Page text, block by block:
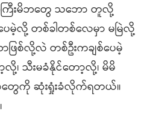
ြီးမိဘတွေ သဘော တူလို့
ေမဲ့လို့ တစ်ခါတစ်လေမှာ မမြဲလို့
ြစ်လို့လဲ တစ်ဦးကချစ်ပေမဲ့
၊ သီးမခံနိုင်တော့လို့၊ မိမိ
ာတွေကို ဆုံးရှုံးခံလိုက်ရတယ်။